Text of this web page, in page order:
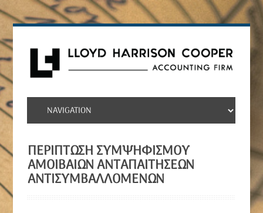
ΠΕΡΊΠΤΩΣΗ ΣΥΜΨΗΦΙΣΜΟΎ
ΑΜΟΙΒΑΊΩΝ ΑΝΤΑΠΑΙΤΉΣΕΩΝ
ΑΝΤΙΣΥΜΒΑΛΛΟΜΈΝΩΝ